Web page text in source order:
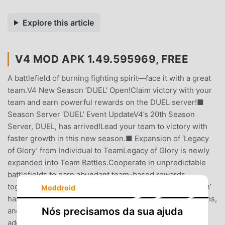
Explore this article
V4 MOD APK 1.49.595969, FREE
A battlefield of burning fighting spirit—face it with a great
team.V4 New Season ‘DUEL’ Open!Claim victory with your
team and earn powerful rewards on the DUEL server!■
Season Server ‘DUEL’ Event UpdateV4’s 20th Season
Server, DUEL, has arrived!Lead your team to victory with
faster growth in this new season.■ Expansion of ‘Legacy
of Glory’ from Individual to TeamLegacy of Glory is newly
expanded into Team Battles.Cooperate in unpredictable
battlefields to earn abundant team-based rewards
together!■ New Content ‘Soul Liberation’‘Soul Liberation’
has been newly added.Use your owned mounts, summons,
and companions as powerful growth materials to gain
additional stats!■ Class Balance AdjustmentsCombined
Moddroid
Nós precisamos da sua ajuda